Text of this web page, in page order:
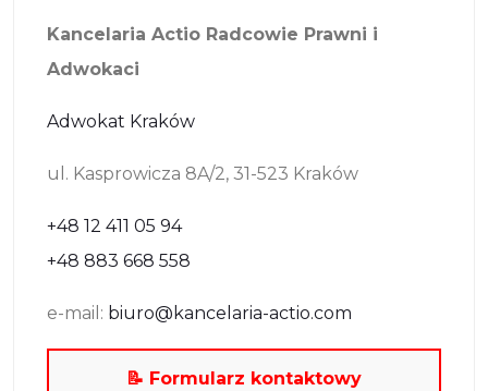
Kancelaria Actio Radcowie Prawni i
Adwokaci
Adwokat Kraków
ul. Kasprowicza 8A/2, 31-523 Kraków
+48 12 411 05 94
+48 883 668 558
e-mail: biuro@kancelaria-actio.com
📝 Formularz kontaktowy